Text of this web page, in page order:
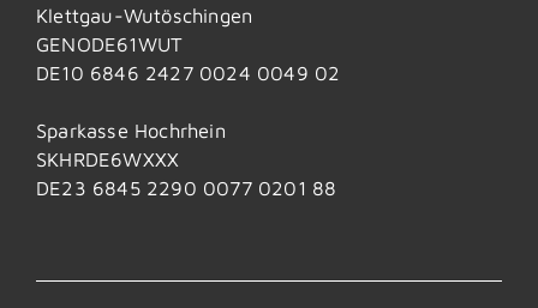
Klettgau-Wutöschingen
GENODE61WUT
DE10 6846 2427 0024 0049 02
Sparkasse Hochrhein
SKHRDE6WXXX
DE23 6845 2290 0077 0201 88